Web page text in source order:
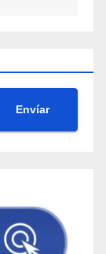
Envíar